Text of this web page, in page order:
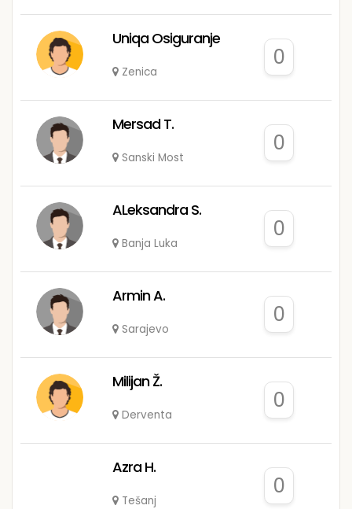
Uniqa Osiguranje
Zenica
0
Mersad T.
Sanski Most
0
ALeksandra S.
Banja Luka
0
Armin A.
Sarajevo
0
Milijan Ž.
Derventa
0
Azra H.
Tešanj
0